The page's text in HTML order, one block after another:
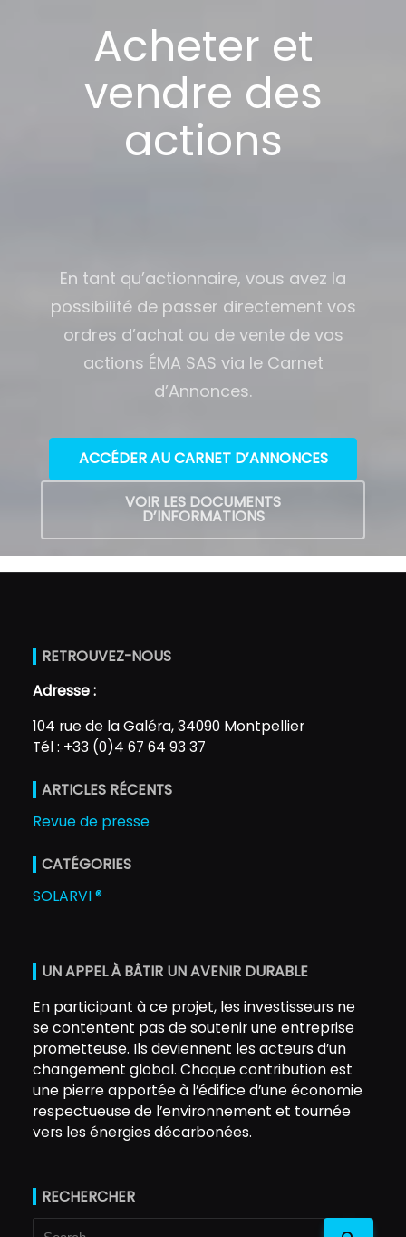
Acheter et
vendre des
actions
En tant qu’actionnaire, vous avez la
possibilité de passer directement vos
ordres d’achat ou de vente de vos
actions ÉMA SAS via le Carnet
d’Annonces.
ACCÉDER AU CARNET D’ANNONCES
VOIR LES DOCUMENTS
D’INFORMATIONS
RETROUVEZ-NOUS
Adresse :
104 rue de la Galéra, 34090 Montpellier
Tél : +33 (0)4 67 64 93 37
ARTICLES RÉCENTS
Revue de presse
CATÉGORIES
SOLARVI ®
UN APPEL À BÂTIR UN AVENIR DURABLE
En participant à ce projet, les investisseurs ne
se contentent pas de soutenir une entreprise
prometteuse. Ils deviennent les acteurs d’un
changement global. Chaque contribution est
une pierre apportée à l’édifice d’une économie
respectueuse de l’environnement et tournée
vers les énergies décarbonées.
RECHERCHER
Search